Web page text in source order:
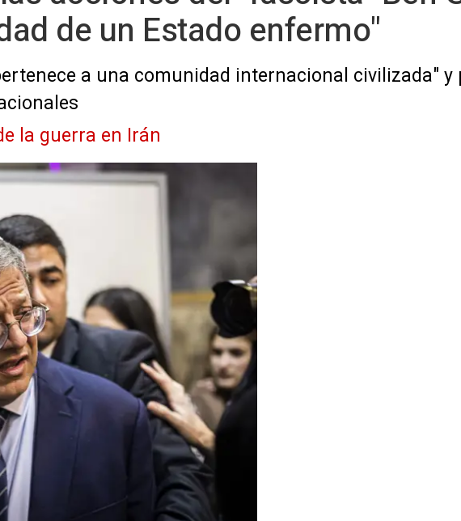
de un Estado enfermo"
a una comunidad internacional civilizada" y
la guerra en Irán